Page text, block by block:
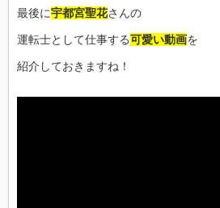
最後に宇都宮聖花さんの
運転士として仕事する可愛い動画を
紹介しておきますね！